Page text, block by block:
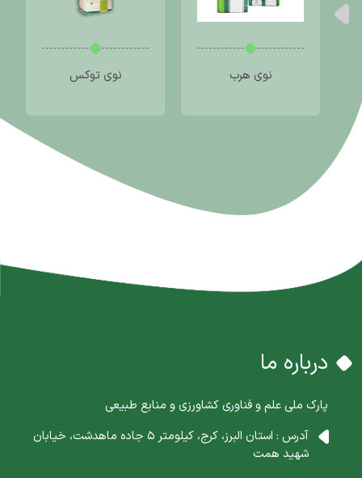
نوی هرب نوی توکس
درباره ما
پارک ملی علم و فناوری کشاورزی و منابع طبیعی
آدرس : استان البرز، کرج، کیلومتر 5 جاده ماهدشت، خیابان
شهید همت